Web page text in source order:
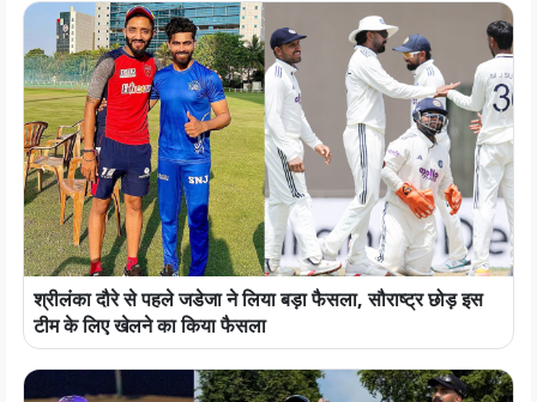
श्रीलंका दौरे से पहले जडेजा ने लिया बड़ा फैसला, सौराष्ट्र छोड़ इस
टीम के लिए खेलने का किया फैसला